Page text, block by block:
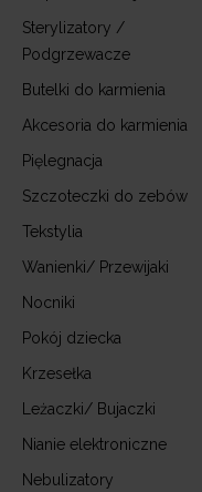
Sterylizatory /
Podgrzewacze
Butelki do karmienia
Akcesoria do karmienia
Pięlegnacja
Szczoteczki do zebów
Tekstylia
Wanienki/ Przewijaki
Nocniki
Pokój dziecka
Krzesełka
Leżaczki/ Bujaczki
Nianie elektroniczne
Nebulizatory